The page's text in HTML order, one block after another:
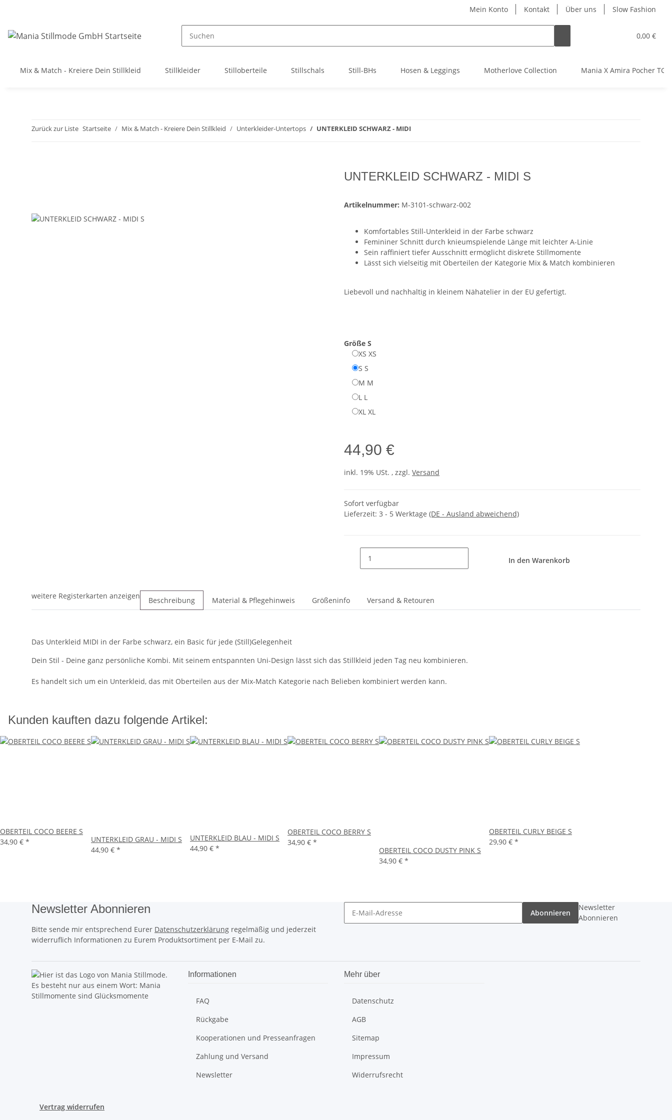
Mein Konto Kontakt Über uns Slow Fashion
0,00 €
Mix & Match - Kreiere Dein Stillkleid Stillkleider Stilloberteile Stillschals Still-BHs Hosen & Leggings Motherlove Collection Mania X Amira Pocher
Zurück zur Liste Startseite Mix & Match - Kreiere Dein Stillkleid Unterkleider-Untertops UNTERKLEID SCHWARZ - MIDI
UNTERKLEID SCHWARZ - MIDI S
Artikelnummer: M-3101-schwarz-002
Komfortables Still-Unterkleid in der Farbe schwarz
Femininer Schnitt durch knieumspielende Länge mit leichter A-Linie
Sein raffiniert tiefer Ausschnitt ermöglicht diskrete Stillmomente
Lässt sich vielseitig mit Oberteilen der Kategorie Mix & Match kombinieren
Liebevoll und nachhaltig in kleinem Nähatelier in der EU gefertigt.
Größe S
XS XS
S S
M M
L L
XL XL
44,90 €
inkl. 19% USt. , zzgl. Versand
Sofort verfügbar
Lieferzeit: 3 - 5 Werktage (DE - Ausland abweichend)
In den Warenkorb
weitere Registerkarten anzeigen Beschreibung Material & Pflegehinweis Größeninfo Versand & Retouren
Das Unterkleid MIDI in der Farbe schwarz, ein Basic für jede (Still)Gelegenheit
Dein Stil - Deine ganz persönliche Kombi. Mit seinem entspannten Uni-Design lässt sich das Stillkleid jeden Tag neu kombinieren.
Es handelt sich um ein Unterkleid, das mit Oberteilen aus der Mix-Match Kategorie nach Belieben kombiniert werden kann.
Kunden kauften dazu folgende Artikel:
OBERTEIL COCO BEERE S
34,90 € *
UNTERKLEID GRAU - MIDI S
44,90 € *
UNTERKLEID BLAU - MIDI S
44,90 € *
OBERTEIL COCO BERRY S
34,90 € *
OBERTEIL COCO DUSTY PINK S
34,90 € *
OBERTEIL CURLY BEIGE S
29,90 € *
Newsletter Abonnieren
Bitte sende mir entsprechend Eurer Datenschutzerklärung regelmäßig und jederzeit
widerruflich Informationen zu Eurem Produktsortiment per E-Mail zu.
Abonnieren
Newsletter
Abonnieren
Stillmomente sind Glücksmomente
Informationen
FAQ
Rückgabe
Kooperationen und Presseanfragen
Zahlung und Versand
Newsletter
Mehr über
Datenschutz
AGB
Sitemap
Impressum
Widerrufsrecht
Vertrag widerrufen